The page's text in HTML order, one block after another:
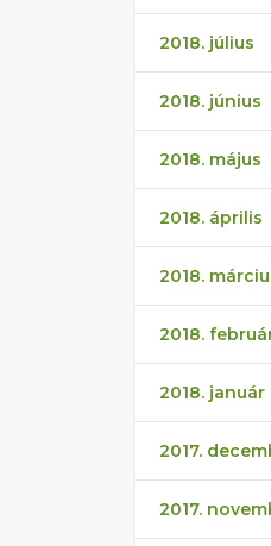
2018. július
2018. június
2018. május
2018. április
2018.
2018.
2018. január
2017.
2017.